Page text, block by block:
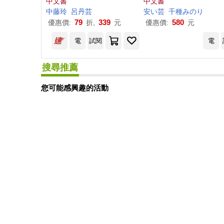
中藤玲 呂丹芸
優惠價: 79 折, 339 元
安い芸 千種みのり
優惠價: 580 元
電 試閱 電
搜尋推薦
您可能感興趣的活動